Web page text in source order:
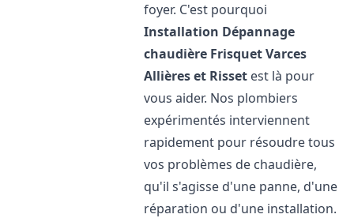
foyer. C'est pourquoi
Installation Dépannage
chaudière FrisquetVarces
Allières et Risset est là pour
vous aider. Nos plombiers
expérimentés interviennent
rapidement pour résoudre tous
vos problèmes de chaudière,
qu'il s'agisse d'une panne, d'une
réparation ou d'une installation.